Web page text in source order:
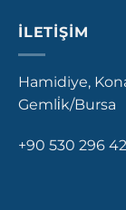
İLETIŞIM
Hamidiye,
Gemli̇k/Bursa
+90 530 296